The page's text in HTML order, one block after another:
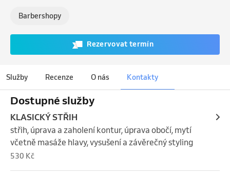
Barbershopy
Rezervovat termín
Služby Recenze O nás Kontakty
Dostupné služby
KLASICKÝ STŘIH
střih, úprava a zaholení kontur, úprava obočí, mytí
včetně masáže hlavy, vysušení a závěrečný styling
530 Kč